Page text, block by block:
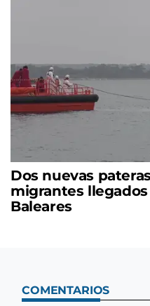
Dos nuevas
migrantes
Baleares
COMENTARIOS